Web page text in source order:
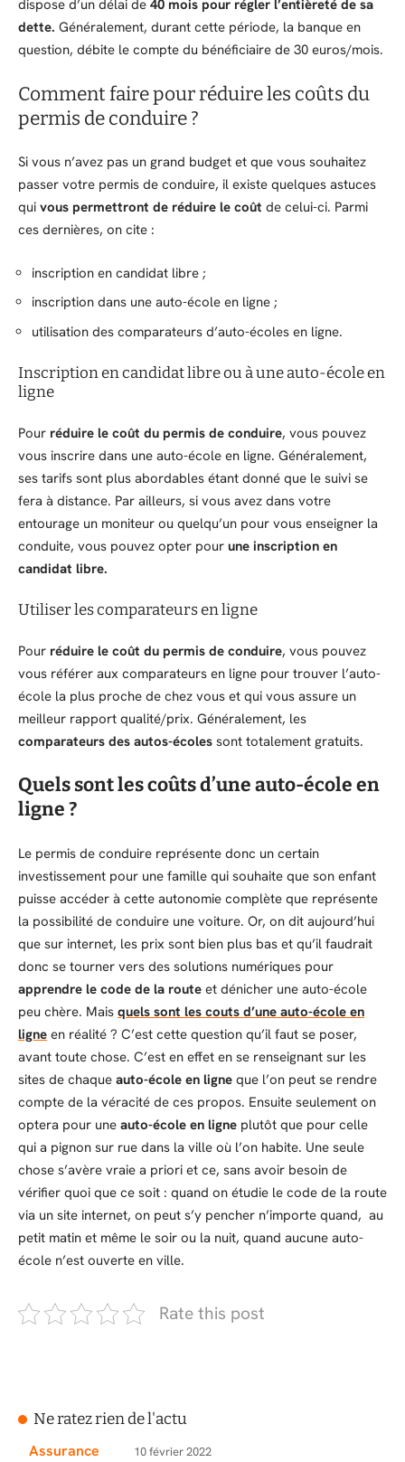
dispose d’un délai de 40 mois pour régler l’entièreté de sa
dette. Généralement, durant cette période, la banque en
question, débite le compte du bénéficiaire de 30 euros/mois.
Comment faire pour réduire les coûts du
permis de conduire ?
Si vous n’avez pas un grand budget et que vous souhaitez
passer votre permis de conduire, il existe quelques astuces
qui vous permettront de réduire le coût de celui-ci. Parmi
ces dernières, on cite :
inscription en candidat libre ;
inscription dans une auto-école en ligne ;
utilisation des comparateurs d’auto-écoles en ligne.
Inscription en candidat libre ou à une auto-école en
ligne
Pour réduire le coût du permis de conduire, vous pouvez
vous inscrire dans une auto-école en ligne. Généralement,
ses tarifs sont plus abordables étant donné que le suivi se
fera à distance. Par ailleurs, si vous avez dans votre
entourage un moniteur ou quelqu’un pour vous enseigner la
conduite, vous pouvez opter pour une inscription en
candidat libre.
Utiliser les comparateurs en ligne
Pour réduire le coût du permis de conduire, vous pouvez
vous référer aux comparateurs en ligne pour trouver l’auto-
école la plus proche de chez vous et qui vous assure un
meilleur rapport qualité/prix. Généralement, les
comparateurs des autos-écoles sont totalement gratuits.
Quels sont les coûts d’une auto-école en
ligne ?
Le permis de conduire représente donc un certain
investissement pour une famille qui souhaite que son enfant
puisse accéder à cette autonomie complète que représente
la possibilité de conduire une voiture. Or, on dit aujourd’hui
que sur internet, les prix sont bien plus bas et qu’il faudrait
donc se tourner vers des solutions numériques pour
apprendre le code de la route et dénicher une auto-école
peu chère. Mais quels sont les couts d’une auto-école en
ligne en réalité ? C’est cette question qu’il faut se poser,
avant toute chose. C’est en effet en se renseignant sur les
sites de chaque auto-école en ligne que l’on peut se rendre
compte de la véracité de ces propos. Ensuite seulement on
optera pour une auto-école en ligne plutôt que pour celle
qui a pignon sur rue dans la ville où l’on habite. Une seule
chose s’avère vraie a priori et ce, sans avoir besoin de
vérifier quoi que ce soit : quand on étudie le code de la route
via un site internet, on peut s’y pencher n’importe quand, au
petit matin et même le soir ou la nuit, quand aucune auto-
école n’est ouverte en ville.
Rate this post
Ne ratez rien de l'actu
Assurance
10 février 2022